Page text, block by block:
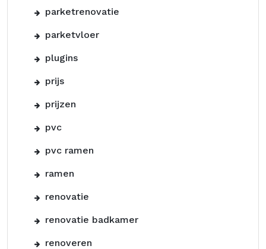
parketrenovatie
parketvloer
plugins
prijs
prijzen
pvc
pvc ramen
ramen
renovatie
renovatie badkamer
renoveren